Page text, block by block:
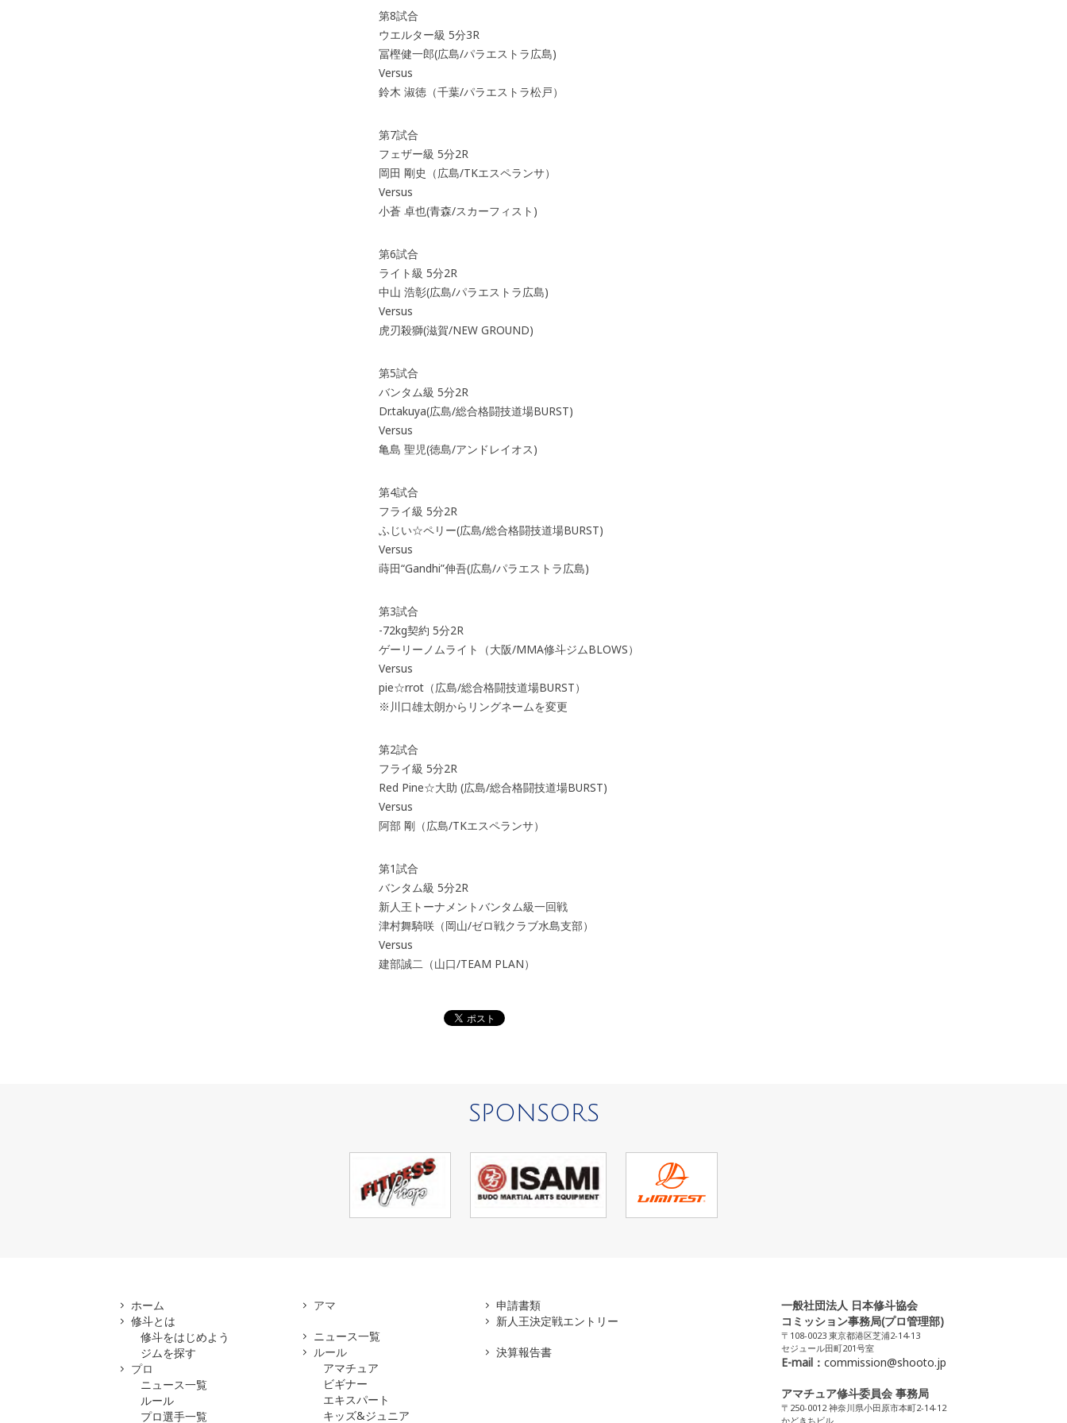
第8試合
ウエルター級 5分3R
冨樫健一郎(広島/パラエストラ広島)
Versus
鈴木 淑徳（千葉/パラエストラ松戸）
第7試合
フェザー級 5分2R
岡田 剛史（広島/TKエスペランサ）
Versus
小蒼 卓也(青森/スカーフィスト)
第6試合
ライト級 5分2R
中山 浩彰(広島/パラエストラ広島)
Versus
虎刃殺獅(滋賀/NEW GROUND)
第5試合
バンタム級 5分2R
Dr.takuya(広島/総合格闘技道場BURST)
Versus
亀島 聖児(徳島/アンドレイオス)
第4試合
フライ級 5分2R
ふじい☆ペリー(広島/総合格闘技道場BURST)
Versus
蒔田“Gandhi”伸吾(広島/パラエストラ広島)
第3試合
-72kg契約 5分2R
ゲーリーノムライト（大阪/MMA修斗ジムBLOWS）
Versus
pie☆rrot（広島/総合格闘技道場BURST）
※川口雄太朗からリングネームを変更
第2試合
フライ級 5分2R
Red Pine☆大助 (広島/総合格闘技道場BURST)
Versus
阿部 剛（広島/TKエスペランサ）
第1試合
バンタム級 5分2R
新人王トーナメントバンタム級一回戦
津村舞騎咲（岡山/ゼロ戦クラブ水島支部）
Versus
建部誠二（山口/TEAM PLAN）
SPONSORS
ホーム
修斗とは
修斗をはじめよう
ジムを探す
プロ
ニュース一覧
ルール
プロ選手一覧
アマ
ニュース一覧
ルール
アマチュア
ビギナー
エキスパート
キッズ&ジュニア
申請書類
新人王決定戦エントリー
決算報告書
一般社団法人 日本修斗協会
コミッション事務局(プロ管理部)
〒108-0023 東京都港区芝浦2-14-13
セジュール田町201号室
E-mail： commission@shooto.jp
アマチュア修斗委員会 事務局
〒250-0012 神奈川県小田原市本町2-14-12
かどきちビル